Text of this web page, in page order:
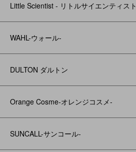
Little Scientist - リトルサイエンティスト
WAHL-ウォール-
DULTON ダルトン
Orange Cosme-オレンジコスメ-
SUNCALL-サンコール-